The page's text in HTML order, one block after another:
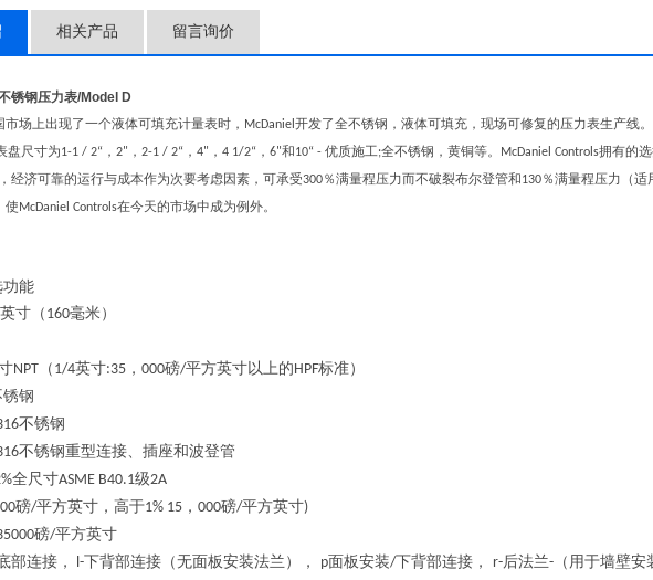
相关产品 留言询价
锈钢压力表/Model D
市场上出现了一个液体可填充计量表时， McDaniel 开发了全不锈钢，液体可填充，现场可修复的压力表生产线
盘尺寸为1-1 / 2“ ， 2" ， 2-1 / 2“ ， 4" ， 4 1/2“ ， 6"和10“ - 优质施工;全不锈钢，黄铜等。 McDaniel Controls拥有的
，经济可靠的运行与成本作为次要考虑因素，可承受300％满量程压力而不破裂布尔登管和130％满量程压力（适
使 McDaniel Controls在今天的市场中成为例外。
功能
英寸（ 160毫米）
NPT （ 1/4英寸:35 ， 000磅/平方英寸以上的HPF标准）
锈钢
不锈钢
不锈钢重型连接、插座和波登管
全尺寸ASME B40.1级2A
磅/平方英寸，高于1% 15 ， 000磅/平方英寸)
磅/平方英寸
部连接， l-下背部连接（无面板安装法兰）， p面板安装/下背部连接， r-后法兰- （用于墙壁安